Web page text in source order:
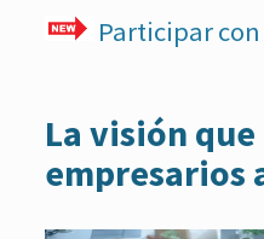
Participar
La visión que
empresarios